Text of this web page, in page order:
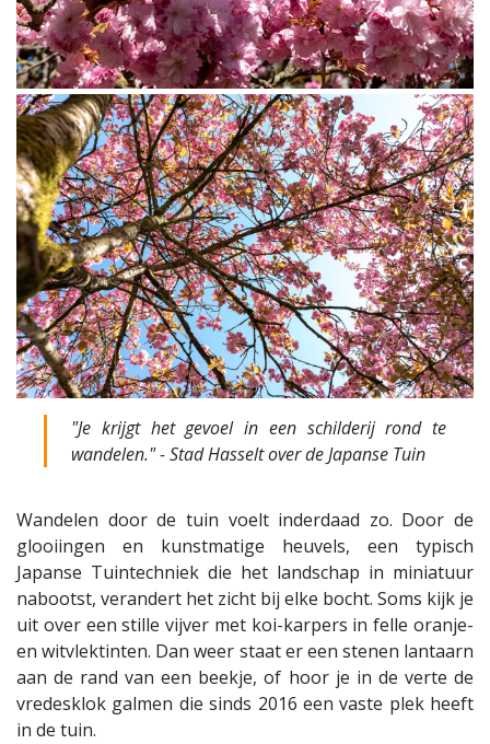
"Je krijgt het gevoel in een schilderij rond te
wandelen." - Stad Hasselt over de Japanse Tuin
Wandelen door de tuin voelt inderdaad zo. Door de
glooiingen en kunstmatige heuvels, een typisch
Japanse Tuintechniek die het landschap in miniatuur
nabootst, verandert het zicht bij elke bocht. Soms kijk je
uit over een stille vijver met koi-karpers in felle oranje-
en witvlektinten. Dan weer staat er een stenen lantaarn
aan de rand van een beekje, of hoor je in de verte de
vredesklok galmen die sinds 2016 een vaste plek heeft
in de tuin.